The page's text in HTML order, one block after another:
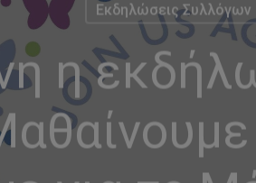
Εκδηλώσεις Συλλόγων
η